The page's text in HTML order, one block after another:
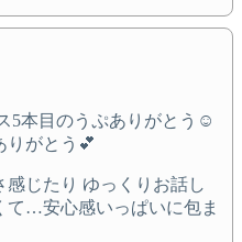
5本目のうぷありがとう☺️
りがとう💕
じたり ゆっくりお話し
て…安心感いっぱいに包ま